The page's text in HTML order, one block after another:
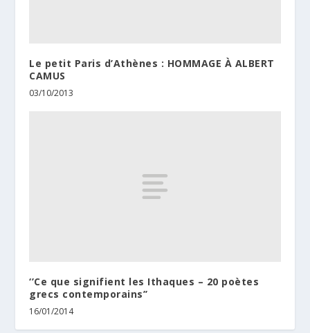
Le petit Paris d’Athènes : HOMMAGE À ALBERT
CAMUS
03/10/2013
‘’Ce que signifient les Ithaques – 20 poètes
grecs contemporains’’
16/01/2014